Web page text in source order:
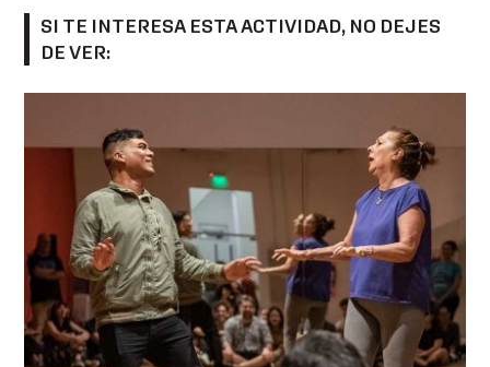
SI TE INTERESA ESTA ACTIVIDAD, NO DEJES
DE VER: